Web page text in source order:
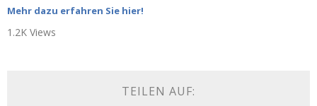
Mehr dazu erfahren Sie hier!
1.2K Views
TEILEN AUF: